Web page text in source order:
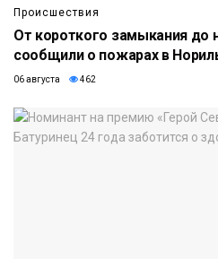
Происшествия
От короткого замыкания до
сообщили о пожарах в
06 августа 462